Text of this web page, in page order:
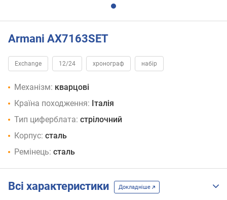
Armani AX7163SET
Exchange 12/24 хронограф набір
Механізм: кварцові
Країна походження: Італія
Тип циферблата: стрілочний
Корпус: сталь
Ремінець: сталь
Всі характеристики Докладніше